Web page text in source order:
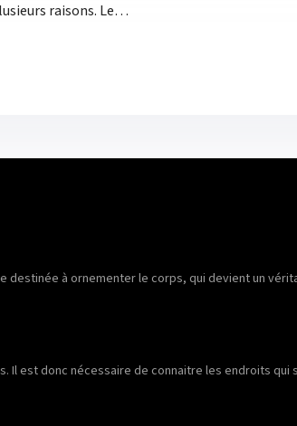
raisons. Le…
à ornementer le corps, qui devient un
Il est donc nécessaire de connaitre les endroits